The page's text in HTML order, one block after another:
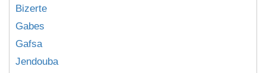
Bizerte
Gabes
Gafsa
Jendouba